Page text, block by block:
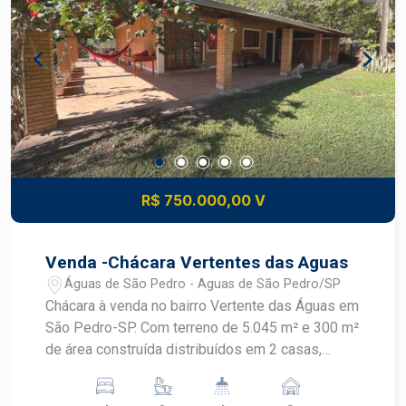
experiência de moradia única.
um dos empreendimentos mais valorizados da
cidade, a casa proporciona segurança,
tranquilidade e uma completa infraestrutura de
lazer para toda a família. Agende sua visita e
venha conhecer essa excelente oportunidade!
R$ 750.000,00 V
Venda -Chácara Vertentes das Aguas
Águas de São Pedro - Aguas de São Pedro/SP
Chácara à venda no bairro Vertente das Águas em
São Pedro-SP. Com terreno de 5.045 m² e 300 m²
de área construída distribuídos em 2 casas,
- 01 Sala para dois ambientes com ar